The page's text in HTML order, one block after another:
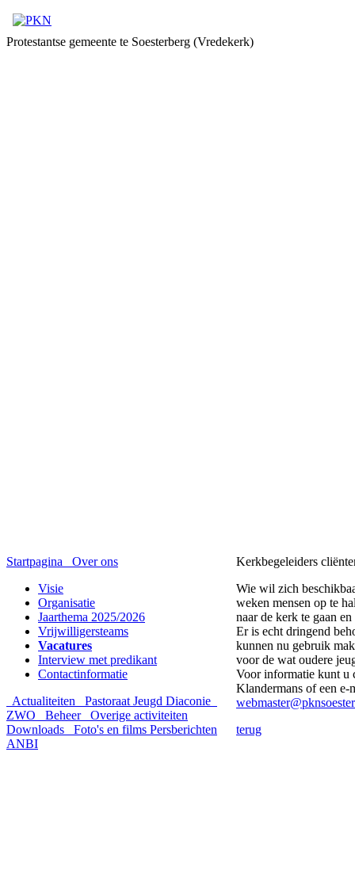
Protestantse gemeente te Soesterberg (Vredekerk)
Startpagina
Over ons
Visie
Organisatie
Jaarthema 2025/2026
Vrijwilligersteams
Vacatures
Interview met predikant
Contactinformatie
Actualiteiten
Pastoraat Jeugd Diaconie
ZWO
Beheer
Overige activiteiten
Downloads
Foto's en films Persberichten
ANBI
Kerkbegeleiders
Wie wil zich
weken mensen op te
naar de kerk te gaan
Er is echt dringend
kunnen nu gebruik
voor de wat oudere
Voor informatie kunt u
Klandermans of een e-
terug